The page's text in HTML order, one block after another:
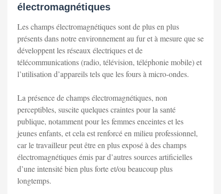
électromagnétiques
Les champs électromagnétiques sont de plus en plus
présents dans notre environnement au fur et à mesure que se
développent les réseaux électriques et de
télécommunications (radio, télévision, téléphonie mobile) et
l’utilisation d’appareils tels que les fours à micro-ondes.
La présence de champs électromagnétiques, non
perceptibles, suscite quelques craintes pour la santé
publique, notamment pour les femmes enceintes et les
jeunes enfants, et cela est renforcé en milieu professionnel,
car le travailleur peut être en plus exposé à des champs
électromagnétiques émis par d’autres sources artificielles
d’une intensité bien plus forte et/ou beaucoup plus
longtemps.